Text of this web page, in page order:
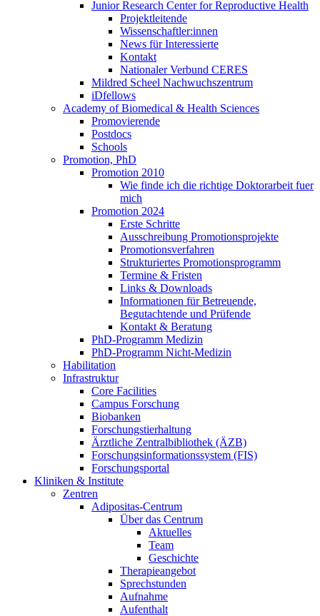
Junior Research Center for Reproductive Health
Projektleitende
Wissenschaftler:innen
News für Interessierte
Kontakt
Nationaler Verbund CERES
Mildred Scheel Nachwuchszentrum
iDfellows
Academy of Biomedical & Health Sciences
Promovierende
Postdocs
Schools
Promotion, PhD
Promotion 2010
Wie finde ich die richtige Doktorarbeit fuer
mich
Promotion 2024
Erste Schritte
Ausschreibung Promotionsprojekte
Promotionsverfahren
Strukturiertes Promotionsprogramm
Termine & Fristen
Links & Downloads
Informationen für Betreuende,
Begutachtende und Prüfende
Kontakt & Beratung
PhD-Programm Medizin
PhD-Programm Nicht-Medizin
Habilitation
Infrastruktur
Core Facilities
Campus Forschung
Biobanken
Forschungstierhaltung
Ärztliche Zentralbibliothek (ÄZB)
Forschungsinformationssystem (FIS)
Forschungsportal
Kliniken & Institute
Zentren
Adipositas-Centrum
Über das Centrum
Aktuelles
Team
Geschichte
Therapieangebot
Sprechstunden
Aufnahme
Aufenthalt